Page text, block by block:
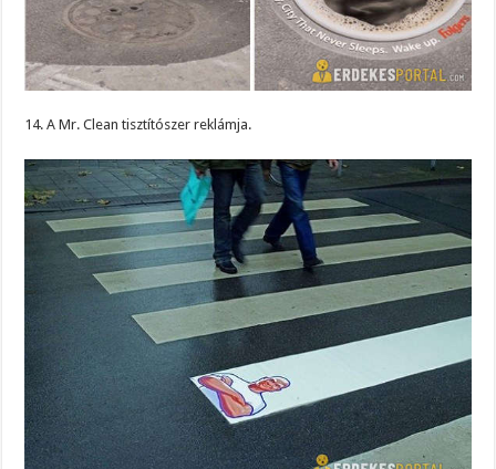
14. A Mr. Clean tisztítószer reklámja.